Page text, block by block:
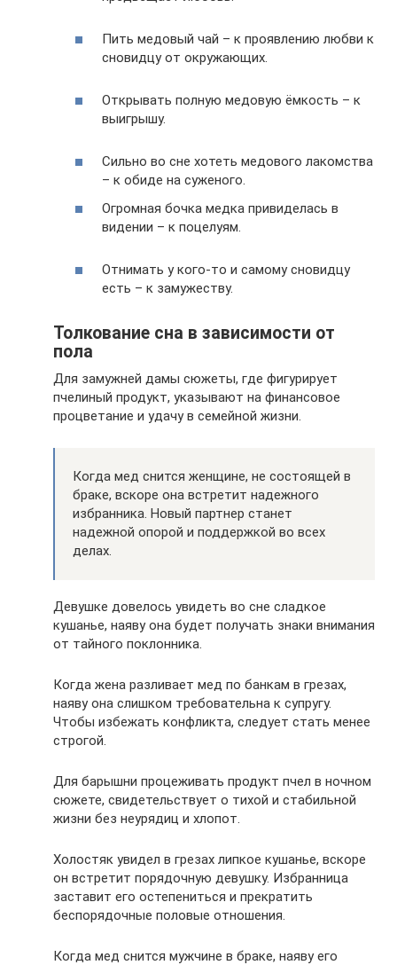
Пить медовый чай – к проявлению любви к
сновидцу от окружающих.
Открывать полную медовую ёмкость – к
выигрышу.
Сильно во сне хотеть медового лакомства
– к обиде на суженого.
Огромная бочка медка привиделась в
видении – к поцелуям.
Отнимать у кого-то и самому сновидцу
есть – к замужеству.
Толкование сна в зависимости от
пола
Для замужней дамы сюжеты, где фигурирует
пчелиный продукт, указывают на финансовое
процветание и удачу в семейной жизни.
Когда мед снится женщине, не состоящей в
браке, вскоре она встретит надежного
избранника. Новый партнер станет
надежной опорой и поддержкой во всех
делах.
Девушке довелось увидеть во сне сладкое
кушанье, наяву она будет получать знаки внимания
от тайного поклонника.
Когда жена разливает мед по банкам в грезах,
наяву она слишком требовательна к супругу.
Чтобы избежать конфликта, следует стать менее
строгой.
Для барышни процеживать продукт пчел в ночном
сюжете, свидетельствует о тихой и стабильной
жизни без неурядиц и хлопот.
Холостяк увидел в грезах липкое кушанье, вскоре
он встретит порядочную девушку. Избранница
заставит его остепениться и прекратить
беспорядочные половые отношения.
Когда мед снится мужчине в браке, наяву его